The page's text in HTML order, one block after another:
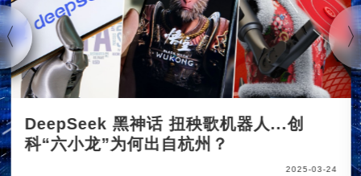
DeepSeek 黑神话 扭秧歌机器人...创
科“六小龙”为何出自杭州？
2025-03-24